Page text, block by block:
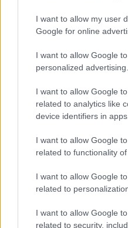
I want to allow my user
Google for online
I want to allow Google
personalized advertising.
I want to allow Google
related to analytics like
device identifiers in apps.
I want to allow Google
related to functionality
I want to allow Google
related to
I want to allow Google
related to security,
Bódi Guszti és Margó
megvan a család első
"Nem beszélek már